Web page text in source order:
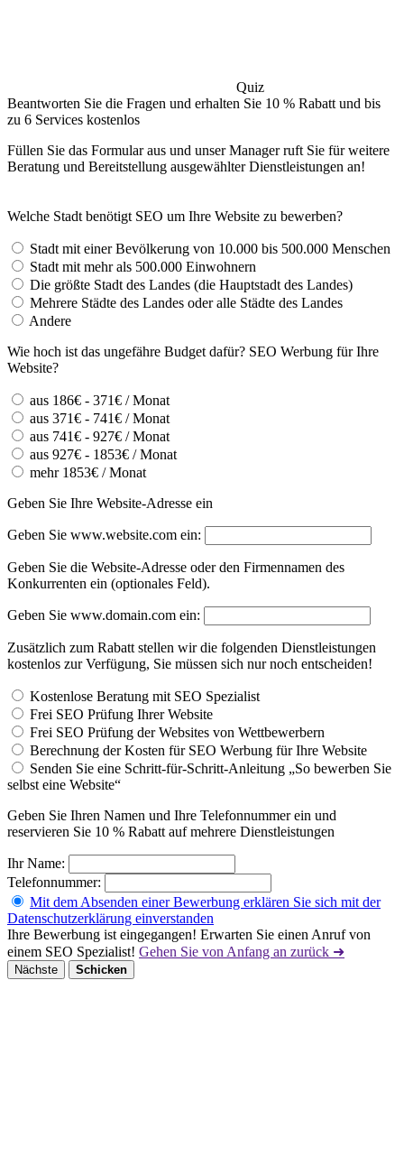
Quiz
Beantworten Sie die Fragen und erhalten Sie 10 % Rabatt und bis
zu 6 Services kostenlos
Füllen Sie das Formular aus und unser Manager ruft Sie für weitere
Beratung und Bereitstellung ausgewählter Dienstleistungen an!
Welche Stadt benötigt SEO um Ihre Website zu bewerben?
Stadt mit einer Bevölkerung von 10.000 bis 500.000 Menschen
Stadt mit mehr als 500.000 Einwohnern
Die größte Stadt des Landes (die Hauptstadt des Landes)
Mehrere Städte des Landes oder alle Städte des Landes
Andere
Wie hoch ist das ungefähre Budget dafür? SEO Werbung für Ihre
Website?
aus 186€ - 371€ / Monat
aus 371€ - 741€ / Monat
aus 741€ - 927€ / Monat
aus 927€ - 1853€ / Monat
mehr 1853€ / Monat
Geben Sie Ihre Website-Adresse ein
Geben Sie www.website.com ein:
Geben Sie die Website-Adresse oder den Firmennamen des
Konkurrenten ein (optionales Feld).
Geben Sie www.domain.com ein:
Zusätzlich zum Rabatt stellen wir die folgenden Dienstleistungen
kostenlos zur Verfügung, Sie müssen sich nur noch entscheiden!
Kostenlose Beratung mit SEO Spezialist
Frei SEO Prüfung Ihrer Website
Frei SEO Prüfung der Websites von Wettbewerbern
Berechnung der Kosten für SEO Werbung für Ihre Website
Senden Sie eine Schritt-für-Schritt-Anleitung „So bewerben Sie
selbst eine Website“
Geben Sie Ihren Namen und Ihre Telefonnummer ein und
reservieren Sie 10 % Rabatt auf mehrere Dienstleistungen
Ihr Name:
Telefonnummer:
Mit dem Absenden einer Bewerbung erklären Sie sich mit der
Datenschutzerklärung einverstanden
Ihre Bewerbung ist eingegangen! Erwarten Sie einen Anruf von
einem SEO Spezialist! Gehen Sie von Anfang an zurück ➜
Nächste Schicken